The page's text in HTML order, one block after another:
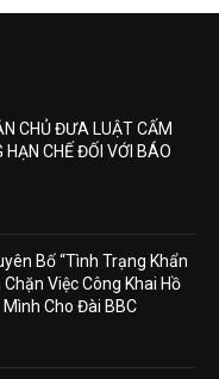
CHỦ ĐƯA LUẬT CẤM
HẠN CHẾ ĐỐI VỚI BÁO
Bố “Tình Trạng Khẩn
Việc Công Khai Hồ
Cho Đài BBC